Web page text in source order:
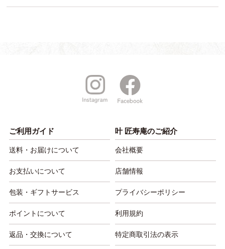
ご利用ガイド
送料・お届けについて
お支払いについて
包装・ギフトサービス
ポイントについて
返品・交換について
叶 匠寿庵のご紹介
会社概要
店舗情報
プライバシーポリシー
利用規約
特定商取引法の表示